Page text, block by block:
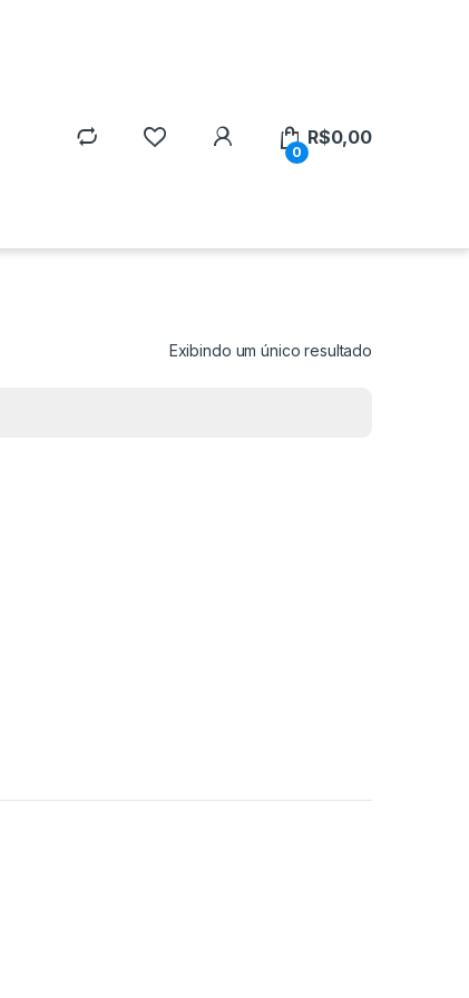
0
R$0,00
Exibindo um único resultado